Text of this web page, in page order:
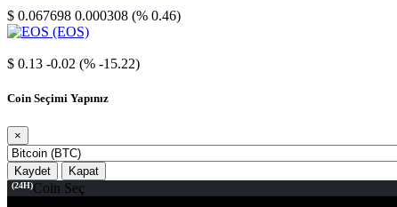
$ 0.067698 0.000308 (% 0.46)
$ 0.13 -0.02 (% -15.22)
Coin Seçimi Yapınız
×
Kaydet Kapat
(24H)Coin Seç